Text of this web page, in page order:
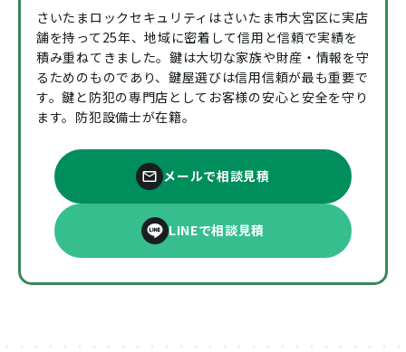
さいたまロックセキュリティはさいたま市大宮区に実店
舗を持って25年、地域に密着して信用と信頼で実績を
積み重ねてきました。鍵は大切な家族や財産・情報を守
るためのものであり、鍵屋選びは信用信頼が最も重要で
す。鍵と防犯の専門店としてお客様の安心と安全を守り
ます。防犯設備士が在籍。
メールで相談見積
LINEで相談見積